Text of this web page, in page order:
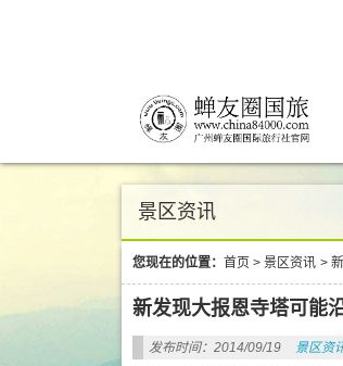
景区资讯
您现在的位置： 首页 > 景区资讯 >
新发现大报恩寺塔可能
发布时间：2014/09/19 景区资